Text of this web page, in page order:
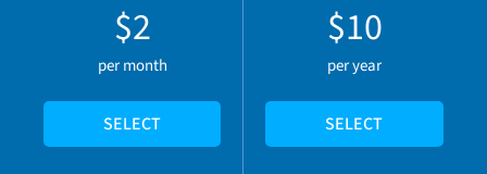
$2
per month
SELECT
$10
per year
SELECT